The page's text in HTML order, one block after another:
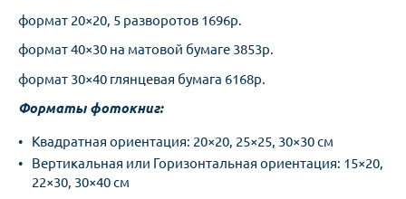
формат 20×20, 5 разворотов 1696р.
формат 40×30 на матовой бумаге 3853р.
формат 30×40 глянцевая бумага 6168р.
Форматы фотокниг:
Квадратная ориентация: 20×20, 25×25, 30×30 см
Вертикальная или Горизонтальная ориентация: 15×20,
22×30, 30×40 см